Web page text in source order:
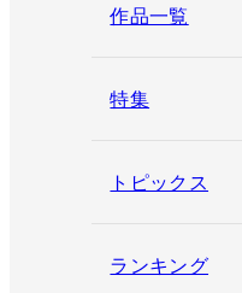
作品一覧
特集
トピックス
ランキング